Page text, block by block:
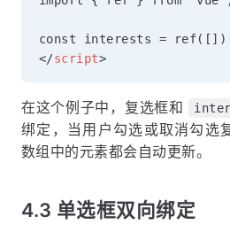
</script>
在这个例子中，复选框和
绑定，当用户勾选或取消勾选
数组中的元素都会自动更新。
4.3 单选框双向绑定